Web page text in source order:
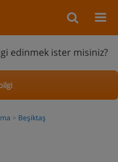
edinmek ister misiniz?
Beşiktaş